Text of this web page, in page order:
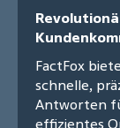
FactFox
schnelle,
Antworten
effizientes